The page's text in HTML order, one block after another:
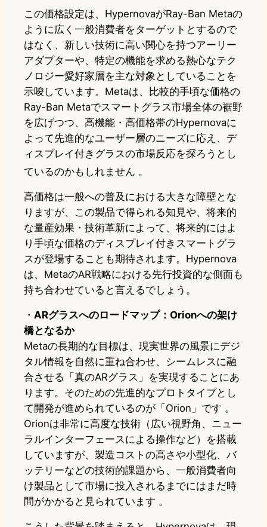
この価格設定は、HypernovaがRay-Ban Metaの
ように広く一般消費者をターゲットとするので
はなく、新しい技術に高い関心を持つアーリー
アダプターや、特定の機能を求める熱心なテク
ノロジー愛好家層を主な対象としていることを
示唆しています。Metaは、比較的手頃な価格の
Ray-Ban Metaでスマートグラス市場全体の裾野
を広げつつ、高機能・高価格帯のHypernovaに
よって先進的なユーザー層のニーズに応え、デ
ィスプレイ付きグラスの市場反応を探ろうとし
ているのかもしれません 。
高価格は一般への普及における大きな障壁とな
りますが、この製品で得られる知見や、将来的
な量産効果・技術革新によって、将来的にはよ
り手頃な価格のディスプレイ付きスマートグラ
スが登場することも期待されます。Hypernova
は、MetaのAR戦略における先行投資的な側面も
持ち合わせていると言えるでしょう。
・ ARグラスへのロードマップ：Orionへの架け
橋となるか
Metaの長期的な目標は、現実世界の風景にデジ
タル情報を自然に重ね合わせ、シームレスに融
合させる「真のARグラス」を実現することにあ
ります。そのための先進的なプロトタイプとし
て開発が進められているのが「Orion」です 。
Orionは非常に高度な技術（広い視野角、ニュー
ラルインターフェースによる操作など）を搭載
していますが、製造コストの高さや小型化、バ
ッテリーなどの技術的課題から、一般消費者向
け製品として市場に投入されるまでにはまだ時
間がかかると見られています 。